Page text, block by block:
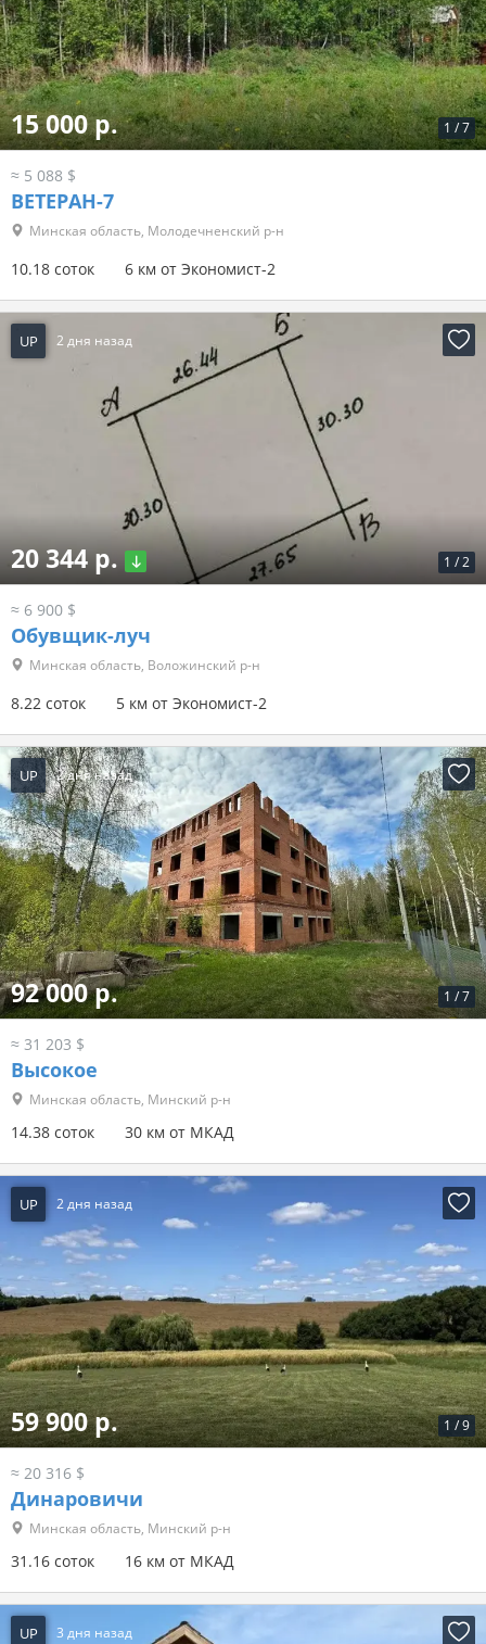
1 /7
15 000 р.
≈ 5 088 $
ВЕТЕРАН-7
Минская область, Молодечненский р-н
10.18 соток 6 км от Экономист-2
UP 2 дня назад
1 /2
20 344 р.
≈ 6 900 $
Обувщик-луч
Минская область, Воложинский р-н
8.22 соток 5 км от Экономист-2
UP 2 дня назад
1 /7
92 000 р.
≈ 31 203 $
Высокое
Минская область, Минский р-н
14.38 соток 30 км от МКАД
UP 2 дня назад
1 /9
59 900 р.
≈ 20 316 $
Динаровичи
Минская область, Минский р-н
31.16 соток 16 км от МКАД
UP 3 дня назад